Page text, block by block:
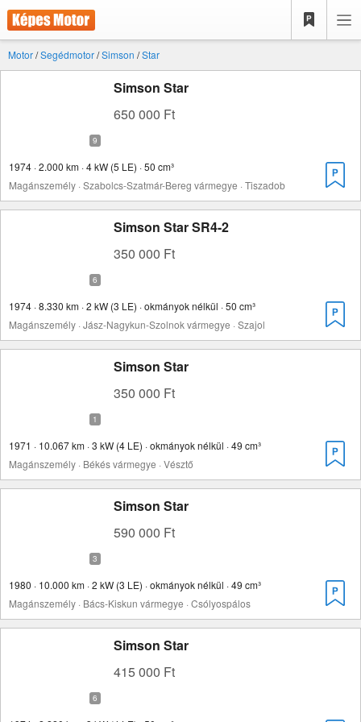
Motor/Segédmotor/Simson /Star
Simson Star
650 000 Ft
1974 · 2.000 km · 4 kW (5 LE) · 50 cm³
Magánszemély · Szabolcs-Szatmár-Bereg vármegye · Tiszadob
Simson Star SR4-2
350 000 Ft
1974 · 8.330 km · 2 kW (3 LE) · okmányok nélkül · 50 cm³
Magánszemély · Jász-Nagykun-Szolnok vármegye · Szajol
Simson Star
350 000 Ft
1971 · 10.067 km · 3 kW (4 LE) · okmányok nélkül · 49 cm³
Magánszemély · Békés vármegye · Vésztő
Simson Star
590 000 Ft
1980 · 10.000 km · 2 kW (3 LE) · okmányok nélkül · 49 cm³
Magánszemély · Bács-Kiskun vármegye · Csólyospálos
Simson Star
415 000 Ft